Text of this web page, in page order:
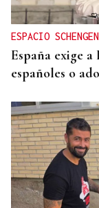
ESPACIO SCHENGEN
España exige
españoles o